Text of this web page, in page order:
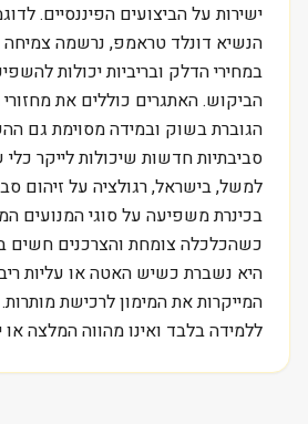
ישירות על הביצועים הפיננסיים.
הנשיא דונלד טראמפ, נרשמה צמיחה
במחירי הדלק ובריביות יכולות
הביקוש. האתגרים כוללים את
הגוברת בשוק ובמידה מסוימת גם
סביבתיות חדשות שיכולות לייקר
למשל, בישראל, רגולציה על זיהום
בכינרת משפיעה על סוגי המנועים
כשהכלכלה צומחת והצרכנים חשים
היא נשברת כשיש האטה או עליות
המייקרות את המימון לרכישת
ללמידה בלבד ואינו מהווה המלצה